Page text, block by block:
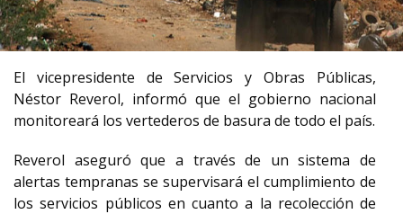
El vicepresidente de Servicios y Obras Públicas,
Néstor Reverol, informó que el gobierno nacional
monitoreará los vertederos de basura de todo el país.
Reverol aseguró que a través de un sistema de
alertas tempranas se supervisará el cumplimiento de
los servicios públicos en cuanto a la recolección de